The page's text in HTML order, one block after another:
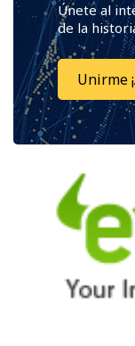
Únete al
de la
Unirme